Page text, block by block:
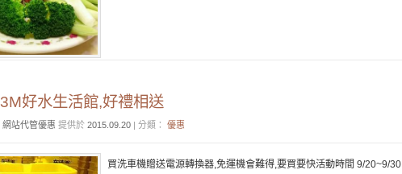
3M好水生活館,好禮相送
網站代管優惠 提供於 2015.09.20 | 分類： 優惠
買洗車機贈送電源轉換器,免運機會難得,要買要快活動時間 9/20~9/30